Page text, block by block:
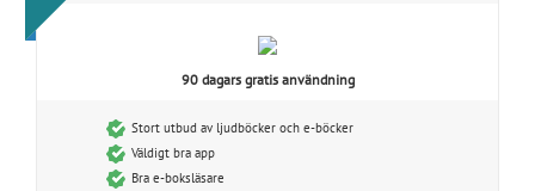
90 dagars gratis användning
Stort utbud av ljudböcker och e-böcker
Väldigt bra app
Bra e-boksläsare